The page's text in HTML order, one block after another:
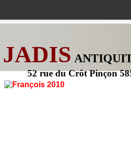
JADIS
52 rue du Crôt Pinçon